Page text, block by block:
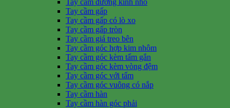
Tay cầm gấp
Tay cầm gấp có lò xo
Tay cầm gấp tròn
Tay cầm giá treo bên
Tay cầm góc hợp kim nhôm
Tay cầm góc kèm tấm gắn
Tay cầm góc kèm vòng đệm
Tay cầm góc với tấm
Tay cầm góc vuông có nắp
Tay cầm hàn
Tay cầm hàn góc phải